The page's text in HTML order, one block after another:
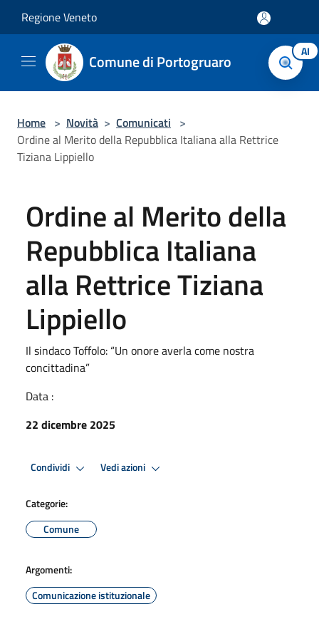
Regione Veneto
Comune di Portogruaro AI
Home > Novità > Comunicati >
Ordine al Merito della Repubblica Italiana alla Rettrice
Tiziana Lippiello
Ordine al Merito della
Repubblica Italiana
alla Rettrice Tiziana
Lippiello
Il sindaco Toffolo: “Un onore averla come nostra
concittadina”
Data :
22 dicembre 2025
Condividi Vedi azioni
Categorie:
Comune
Argomenti:
Comunicazione istituzionale